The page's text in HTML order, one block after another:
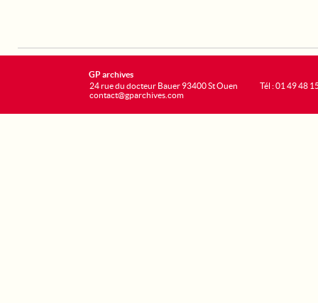
GP archives
24 rue du docteur Bauer 93400 St Ouen
contact@gparchives.com
Tél : 01 49 48